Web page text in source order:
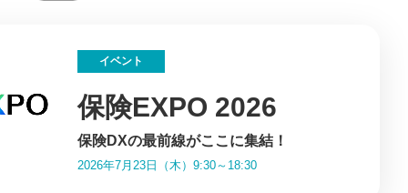
イベント
保険EXPO 2026
保険DXの最前線がここに集結！
2026年7月23日（木）9:30～18:30